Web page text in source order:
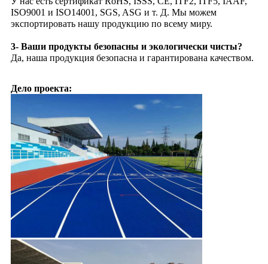
ISO9001 и ISO14001, SGS, ASG и т. Д. Мы можем
экспортировать нашу продукцию по всему миру.
3- Ваши продукты безопасны и экологически чисты?
Да, наша продукция безопасна и гарантирована качеством.
Дело проекта: